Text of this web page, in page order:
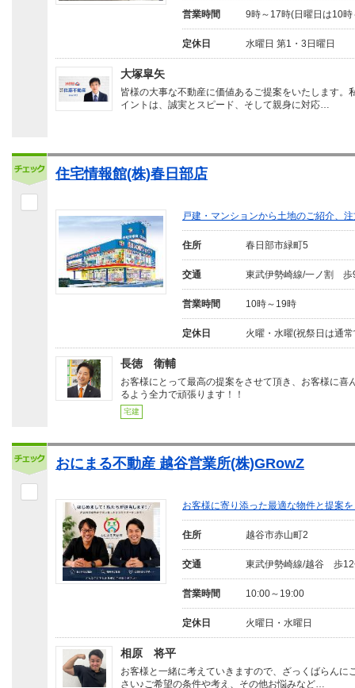
営業時間 9時～17時(日曜日は10時
定休日 水曜日 第1・3日曜日
大塚皐矢
皆様の大事な不動産に価値あるご提案をいたします。
イントは、誠実とスピード、そして親身に対応…
住宅情報館(株)春日部店
戸建・マンションから土地のご紹介、
住所 春日部市緑町5
交通 東武伊勢崎線/一ノ割 歩
営業時間 10時～19時
定休日 火曜・水曜(祝祭日は通
長徳 衛輔
お客様にとって最高の提案をさせて頂き、お客様に喜
るよう全力で頑張ります！！
宅建
おにまる不動産 越谷営業所(株)GRowZ
お客様に寄り添った最適な物件と提案
住所 越谷市赤山町2
交通 東武伊勢崎線/越谷 歩
営業時間 10:00～19:00
定休日 火曜日・水曜日
相原 将平
お客様と一緒に考えていきますので、ざっくばらんに
さい♪ご希望の条件や考え、その他お悩みなど…